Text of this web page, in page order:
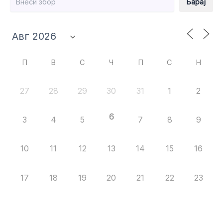
Барај
П В С Ч П С Н
27 28 29 30 31 1 2
3 4 5 6 7 8 9
10 11 12 13 14 15 16
17 18 19 20 21 22 23